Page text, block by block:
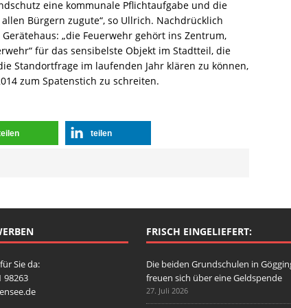
eine kommunale Pflichtaufgabe und die
Bürgern zugute“, so Ullrich. Nachdrücklich
„die Feuerwehr gehört ins Zentrum,
für das sensibelste Objekt im Stadtteil, die
Standortfrage im laufenden Jahr klären zu können,
zum Spatenstich zu schreiten.
teilen
Sie da:
98263
FRISCH EINGELIEFERT:
Die beiden Grundschulen in
freuen sich über eine Geldspende
27. Juli 2026